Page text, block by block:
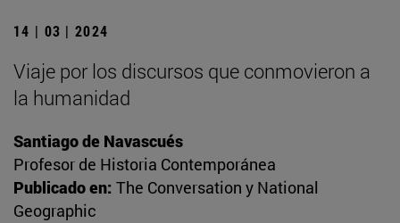
14 | 03 | 2024
Viaje por los discursos que conmovieron a
la humanidad
Santiago de Navascués
Profesor de Historia Contemporánea
Publicado en: The Conversation y National
Geographic